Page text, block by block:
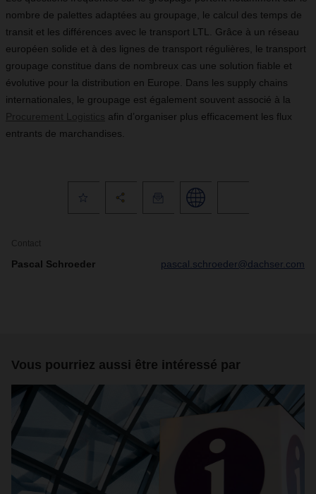
nombre de palettes adaptées au groupage, le calcul des temps de
transit et les différences avec le transport LTL. Grâce à un réseau
européen solide et à des lignes de transport régulières, le transport
groupage constitue dans de nombreux cas une solution fiable et
évolutive pour la distribution en Europe. Dans les supply chains
internationales, le groupage est également souvent associé à la
Procurement Logistics
afin d’organiser plus efficacement les flux
entrants de marchandises.
Contact
Pascal Schroeder pascal.schroeder@dachser.com
Vous pourriez aussi être intéressé par